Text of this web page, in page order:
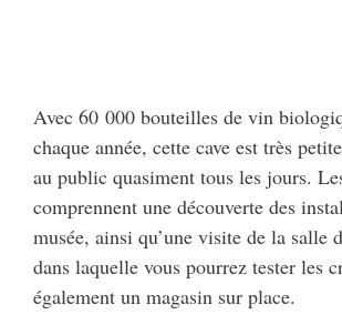
Avec 60 000 bouteilles de vin
chaque année, cette cave est très
au public quasiment tous les jours.
comprennent une découverte des
musée, ainsi qu’une visite de la salle
dans laquelle vous pourrez tester les
également un magasin sur place.